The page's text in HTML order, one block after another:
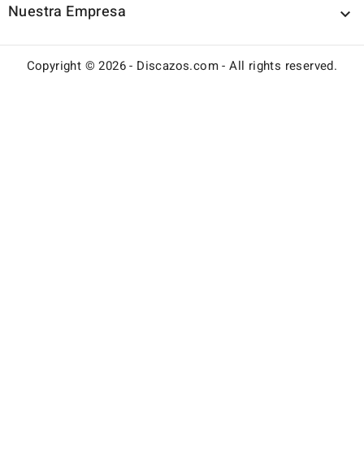
Nuestra Empresa 
Copyright © 2026 - Discazos.com - All rights reserved.